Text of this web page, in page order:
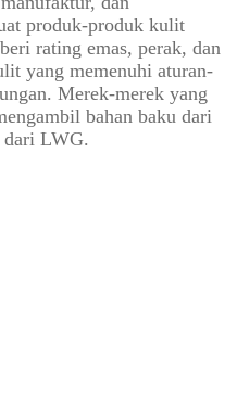
produk-produk kulit
rating emas, perak, dan
yang memenuhi aturan-
Merek-merek yang
bahan baku dari
LWG.